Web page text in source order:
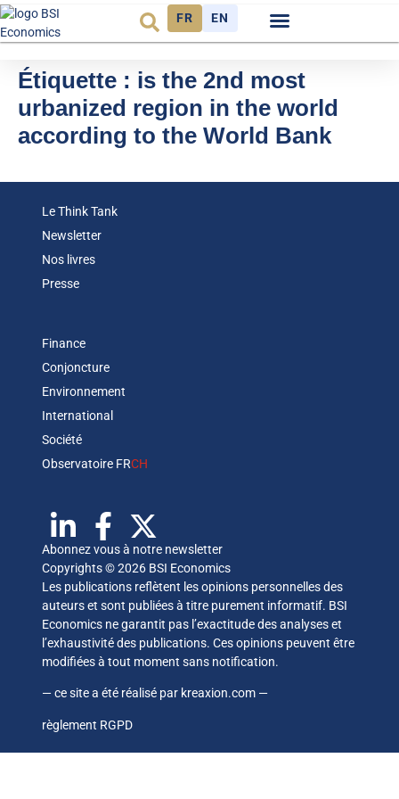
FR EN
Étiquette : is the 2nd most
urbanized region in the world
according to the World Bank
Le Think Tank
Newsletter
Nos livres
Presse
Finance
Conjoncture
Environnement
International
Société
Observatoire FRCH
Abonnez vous à notre newsletter
Copyrights © 2026 BSI Economics
Les publications reflètent les opinions personnelles des
auteurs et sont publiées à titre purement informatif. BSI
Economics ne garantit pas l’exactitude des analyses et
l’exhaustivité des publications. Ces opinions peuvent être
modifiées à tout moment sans notification.
— ce site a été réalisé par kreaxion.com —
règlement RGPD